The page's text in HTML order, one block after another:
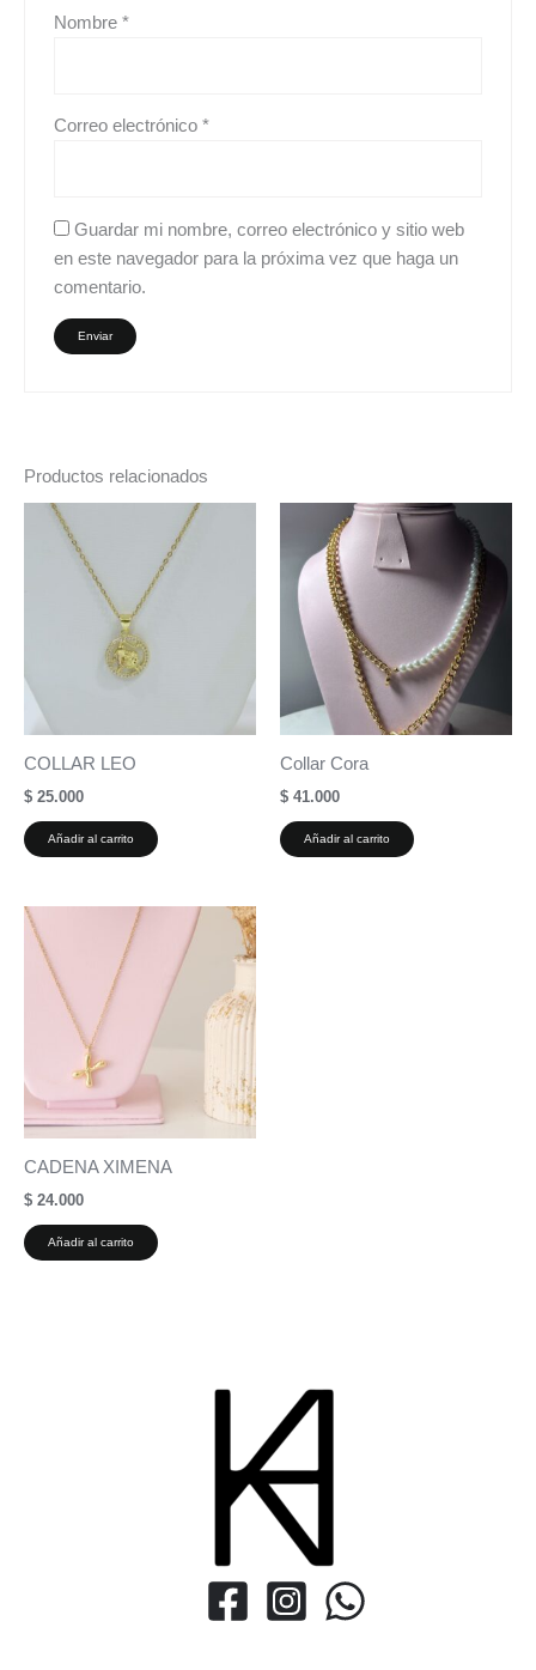
Nombre*
Correo electrónico*
Guardar mi nombre, correo electrónico y sitio web
en este navegador para la próxima vez que haga un
comentario.
Productos relacionados
COLLAR LEO
$ 25.000
Añadir al carrito
Collar Cora
$ 41.000
Añadir al carrito
CADENA XIMENA
$ 24.000
Añadir al carrito